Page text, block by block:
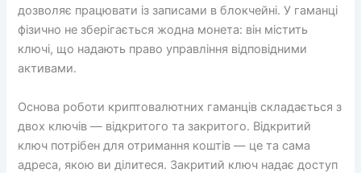
дозволяє працювати із записами в блокчейні. У гаманці
фізично не зберігається жодна монета: він містить
ключі, що надають право управління відповідними
активами.
Основа роботи криптовалютних гаманців складається з
двох ключів — відкритого та закритого. Відкритий
ключ потрібен для отримання коштів — це та сама
адреса, якою ви ділитеся. Закритий ключ надає доступ